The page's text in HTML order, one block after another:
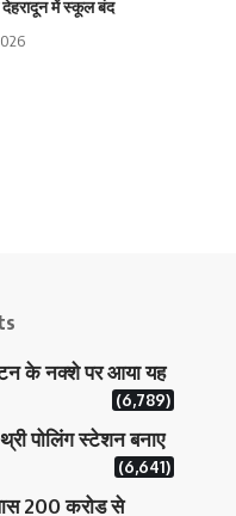
देहरादून में स्कूल बंद
के नक्‍शे पर आया यह
(6,789)
पोलिंग स्टेशन बनाए
(6,641)
200 करोड से